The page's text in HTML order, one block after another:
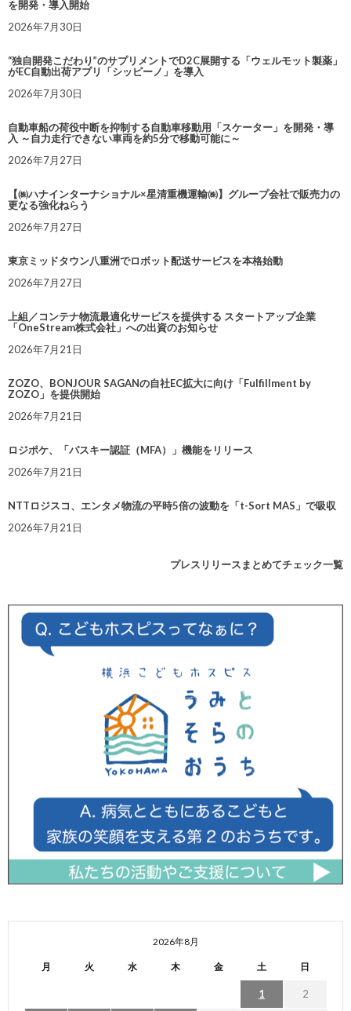
を開発・導入開始
2026年7月30日
“独自開発こだわり”のサプリメントでD2C展開する「ウェルモット製薬」
がEC自動出荷アプリ「シッピーノ」を導入
2026年7月30日
自動車船の荷役中断を抑制する自動車移動用「スケーター」を開発・導
入 ～自力走行できない車両を約5分で移動可能に～
2026年7月27日
【㈱ハナインターナショナル×星清重機運輸㈱】グループ会社で販売力の
更なる強化ねらう
2026年7月27日
東京ミッドタウン八重洲でロボット配送サービスを本格始動
2026年7月27日
上組／コンテナ物流最適化サービスを提供する スタートアップ企業
「OneStream株式会社」への出資のお知らせ
2026年7月21日
ZOZO、BONJOUR SAGANの自社EC拡大に向け「Fulfillment by
ZOZO」を提供開始
2026年7月21日
ロジポケ、「パスキー認証（MFA）」機能をリリース
2026年7月21日
NTTロジスコ、エンタメ物流の平時5倍の波動を「t-Sort MAS」で吸収
2026年7月21日
プレスリリースまとめてチェック一覧
2026年8月
月 火 水 木 金 土 日
1 2